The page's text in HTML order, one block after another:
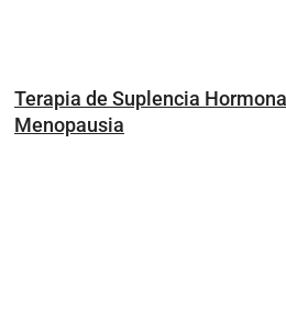
Terapia de Suplencia
Menopausia